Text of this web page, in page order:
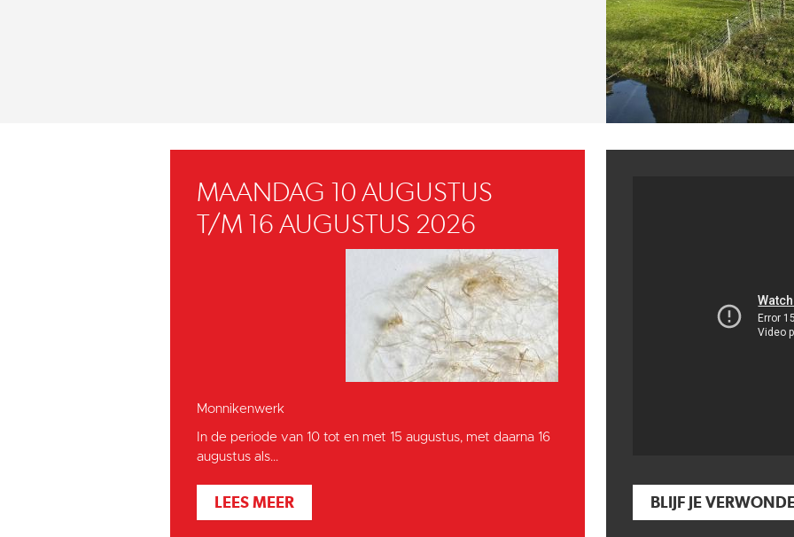
MAANDAG 10 AUGUSTUS
T/M 16 AUGUSTUS 2026
Monnikenwerk
In de periode van 10 tot en met 15 augustus, met daarna 16
augustus als...
LEES MEER BLIJF JE